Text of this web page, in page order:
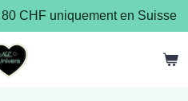
CHF uniquement en Suisse